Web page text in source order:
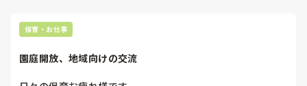
保育・お仕事
園庭開放、地域向けの交流